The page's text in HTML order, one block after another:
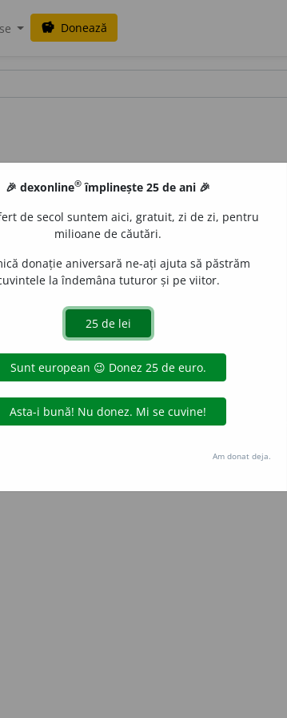
savings Donează
© 2004-2026 dexonline (https://dexonline.ro)
acest site, inclusiv prin orice metode de extragere automată
scris, cu excepția seturilor de date oferite oficial spre utilizare
Hosterion
🎉 dexonline® împlinește 25 de ani 🎉
de secol suntem aici, gratuit, zi de zi, pentru
milioane de căutări.
donație aniversară ne-ați ajuta să păstrăm
la îndemâna tuturor și pe viitor.
Am donat deja.